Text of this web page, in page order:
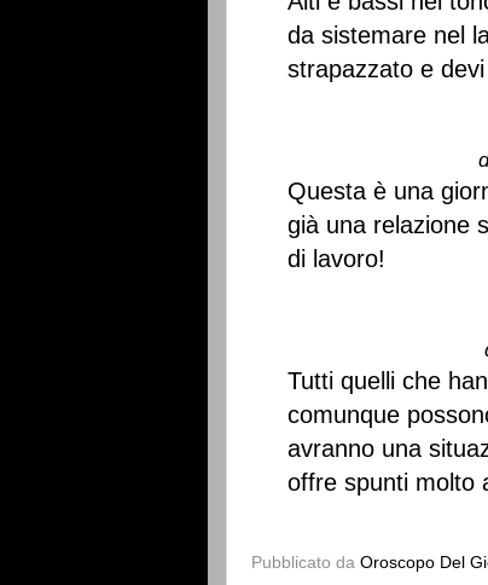
da sistemare nel
strapazzato e
Questa è una
già una relazione
di lavoro!
Tutti quelli che
comunque
avranno una
offre spunti molto
Pubblicato da Oroscopo Del